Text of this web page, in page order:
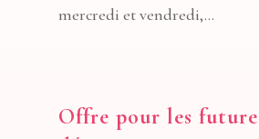
mercredi et vendredi,...
Offre pour les